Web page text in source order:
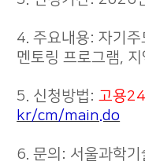
4. 주요내용: 자기
멘토링 프로그램,
5. 신청방법:고용
kr/cm/main.do
6. 문의: 서울과학